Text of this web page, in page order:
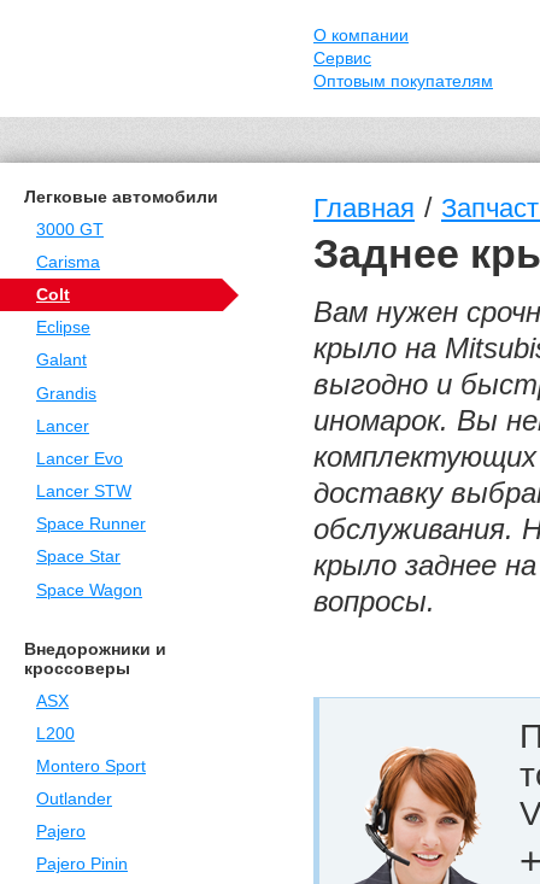
О компании
Сервис
Оптовым покупателям
Легковые автомобили
3000 GT
Carisma
Colt
Eclipse
Galant
Grandis
Lancer
Lancer Evo
Lancer STW
Space Runner
Space Star
Space Wagon
Внедорожники и
кроссоверы
ASX
L200
Montero Sport
Outlander
Pajero
Pajero Pinin
Главная /
Заднее
Вам нужен
крыло на
выгодно и
иномарок. Вы
доставку
обслуживания.
крыло заднее
вопросы.